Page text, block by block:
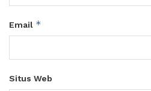
Email *
Situs Web